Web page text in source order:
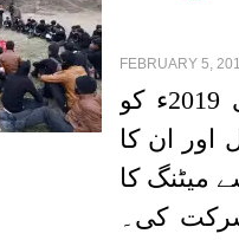
FEBRUARY 5,
|رپورٹ: پروگریسو یوتھ الائنس، کشمیر| 4 فروری 2019ء کو
اور ان کا
میٹنگ کا
طلبہ نے شرکت کی۔